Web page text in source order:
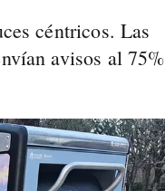
céntricos. Las
avisos al 75%